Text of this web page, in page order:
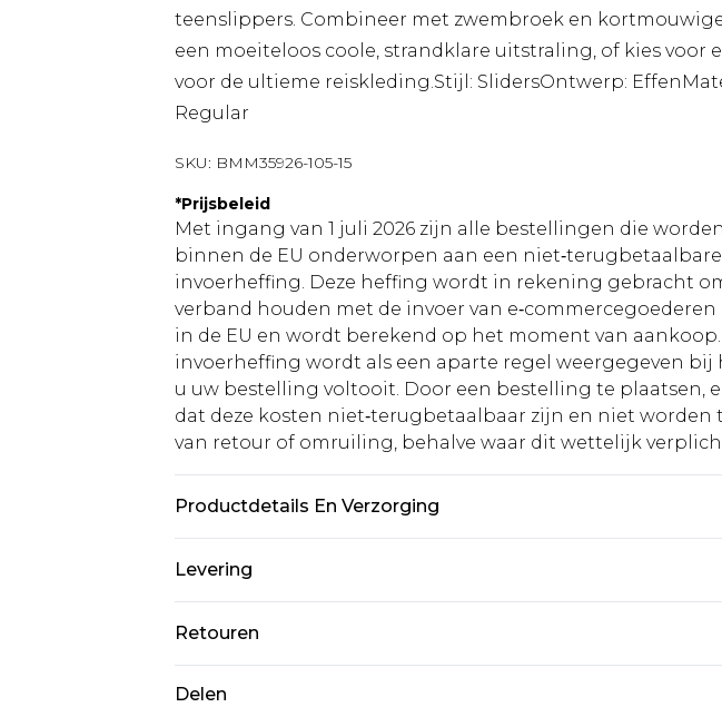
teenslippers. Combineer met zwembroek en
een moeiteloos coole, strandklare uitstraling, of kies voor
voor de ultieme reiskleding.Stijl: SlidersOntwerp:
Regular
SKU: BMM35926-105-15
*Prijsbeleid
Met ingang van 1 juli 2026 zijn alle bestellingen die
binnen de EU onderworpen aan een
invoerheffing. Deze heffing wordt in rekening gebracht
verband houden met de invoer van
in de EU en wordt berekend op het moment van
invoerheffing wordt als een aparte regel weergegeven bij
u uw bestelling voltooit. Door een bestelling te plaatsen,
dat deze kosten niet‑terugbetaalbaar zijn en niet worden
van retour of omruiling, behalve waar dit wettelijk
Productdetails En Verzorging
Levering
Standaardlevering Nederland
Expressdienst Nederland
Retouren
Delen